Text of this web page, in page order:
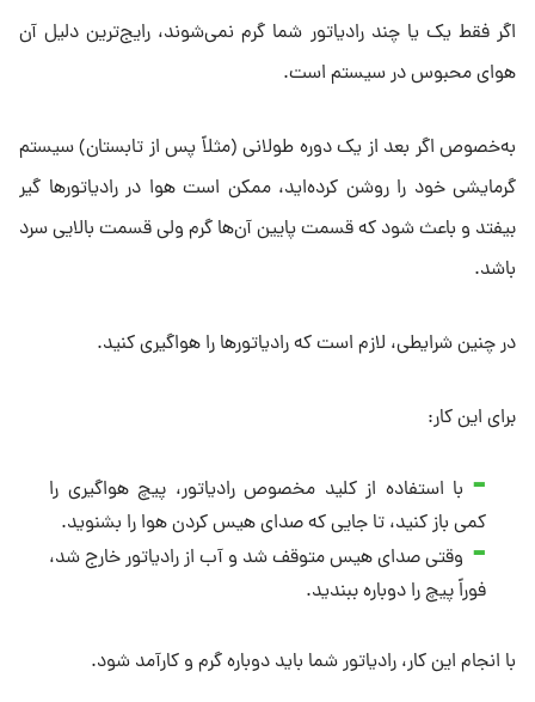
اگر فقط یک یا چند رادیاتور شما گرم نمی‌شوند، رایج‌ترین دلیل آن
هوای محبوس در سیستم است.
به‌خصوص اگر بعد از یک دوره طولانی (مثلاً پس از تابستان) سیستم
گرمایشی خود را روشن کرده‌اید، ممکن است هوا در رادیاتورها گیر
بیفتد و باعث شود که قسمت پایین آن‌ها گرم ولی قسمت بالایی سرد
باشد.
در چنین شرایطی، لازم است که رادیاتورها را هواگیری کنید.
برای این کار:
با استفاده از کلید مخصوص رادیاتور، پیچ هواگیری را
کمی باز کنید، تا جایی که صدای هیس کردن هوا را بشنوید.
وقتی صدای هیس متوقف شد و آب از رادیاتور خارج شد،
فوراً پیچ را دوباره ببندید.
با انجام این کار، رادیاتور شما باید دوباره گرم و کارآمد شود.